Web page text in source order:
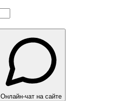
Онлайн-чат на сайте